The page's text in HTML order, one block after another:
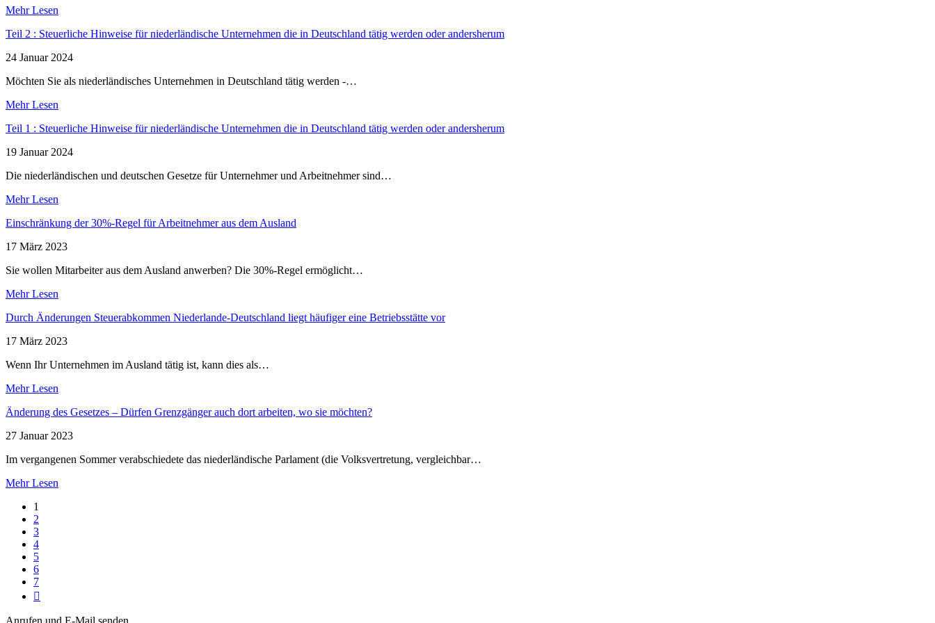
Mehr Lesen
Teil 2 : Steuerliche Hinweise für niederländische Unternehmen die in Deutschland tätig werden oder andersherum
24 Januar 2024
Möchten Sie als niederländisches Unternehmen in Deutschland tätig werden -…
Mehr Lesen
Teil 1 : Steuerliche Hinweise für niederländische Unternehmen die in Deutschland tätig werden oder andersherum
19 Januar 2024
Die niederländischen und deutschen Gesetze für Unternehmer und Arbeitnehmer sind…
Mehr Lesen
Einschränkung der 30%-Regel für Arbeitnehmer aus dem Ausland
17 März 2023
Sie wollen Mitarbeiter aus dem Ausland anwerben? Die 30%-Regel ermöglicht…
Mehr Lesen
Durch Änderungen Steuerabkommen Niederlande-Deutschland liegt häufiger eine Betriebsstätte vor
17 März 2023
Wenn Ihr Unternehmen im Ausland tätig ist, kann dies als…
Mehr Lesen
Änderung des Gesetzes – Dürfen Grenzgänger auch dort arbeiten, wo sie möchten?
27 Januar 2023
Im vergangenen Sommer verabschiedete das niederländische Parlament (die Volksvertretung, vergleichbar…
Mehr Lesen
1
2
3
4
5
6
7

Anrufen und E-Mail senden